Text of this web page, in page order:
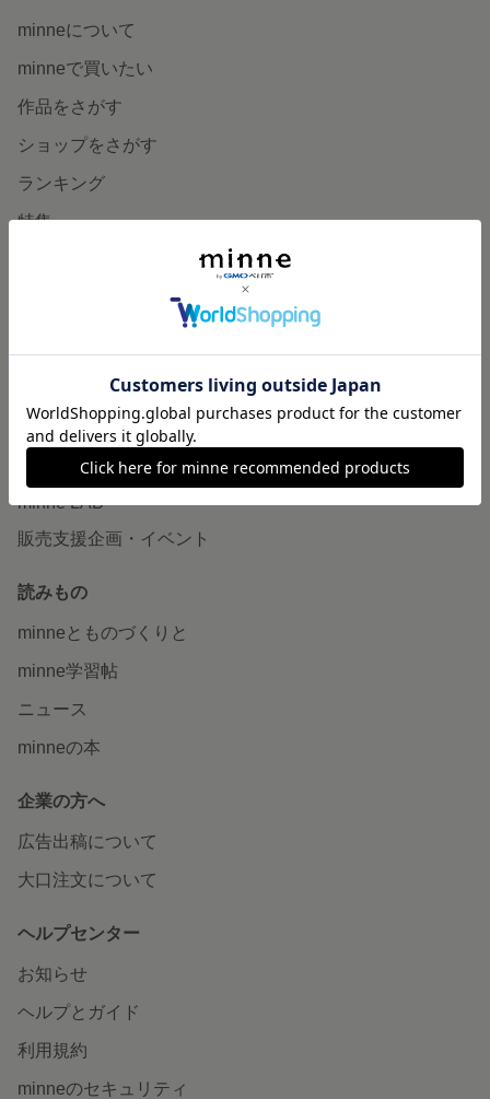
minneについて
minneで買いたい
作品をさがす
ショップをさがす
ランキング
特集
食品販売
ヴィンテージ販売
ダウンロード販売
minne PLUS
minne LAB
販売支援企画・イベント
読みもの
minneとものづくりと
minne学習帖
ニュース
minneの本
企業の方へ
広告出稿について
大口注文について
ヘルプセンター
お知らせ
ヘルプとガイド
利用規約
minneのセキュリティ